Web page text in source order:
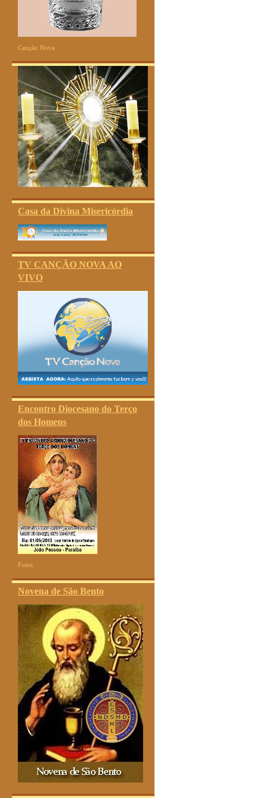
Canção Nova
Casa da Divina Misericórdia
TV CANÇÃO NOVA AO
VIVO
Encontro Diocesano do Terço
dos Homens
Fotos
Novena de São Bento